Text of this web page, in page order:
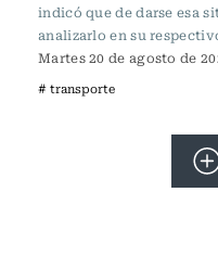
indicó que de darse esa
analizarlo en su
Martes 20 de agosto de
# transporte